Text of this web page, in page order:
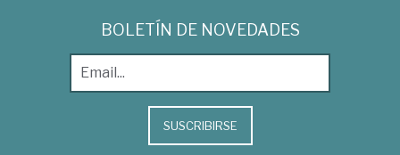
BOLETÍN DE NOVEDADES
SUSCRIBIRSE